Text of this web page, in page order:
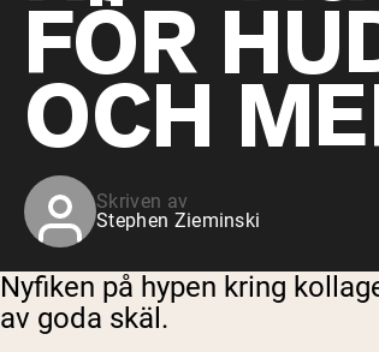
FÖR
OCH
Skriven av
Stephen Zieminski
Nyfiken på hypen kring
av goda skäl.